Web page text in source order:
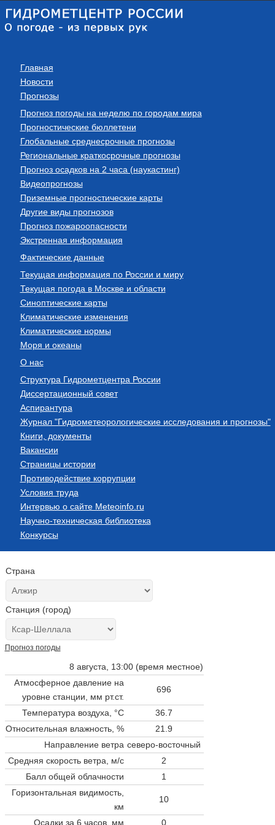
Главная
Новости
Прогнозы
Прогноз погоды на неделю по городам мира
Прогностические бюллетени
Глобальные среднесрочные прогнозы
Региональные краткосрочные прогнозы
Прогноз осадков на 2 часа (наукастинг)
Видеопрогнозы
Приземные прогностические карты
Другие виды прогнозов
Прогноз пожароопасности
Экстренная информация
Фактические данные
Текущая информация по России и миру
Текущая погода в Москве и области
Синоптические карты
Климатические изменения
Климатические нормы
Моря и океаны
О нас
Структура Гидрометцентра России
Диссертационный совет
Аспирантура
Журнал "Гидрометеорологические исследования и прогнозы"
Книги, документы
Вакансии
Страницы истории
Противодействие коррупции
Условия труда
Интервью о сайте Meteoinfo.ru
Научно-техническая библиотека
Конкурсы
Страна
Станция (город)
Прогноз погоды
8 августа, 13:00 (время местное)
Атмосферное давление на
уровне станции, мм рт.ст.
696
Температура воздуха, °C
36.7
Относительная влажность, %
21.9
Направление ветра северо-восточный
Средняя скорость ветра, м/с
2
Балл общей облачности
1
Горизонтальная видимость,
км
10
Осадки за 6 часов, мм 0